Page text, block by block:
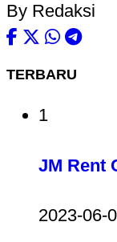
By Redaksi
TERBARU
1
JM Rent
2023-06-